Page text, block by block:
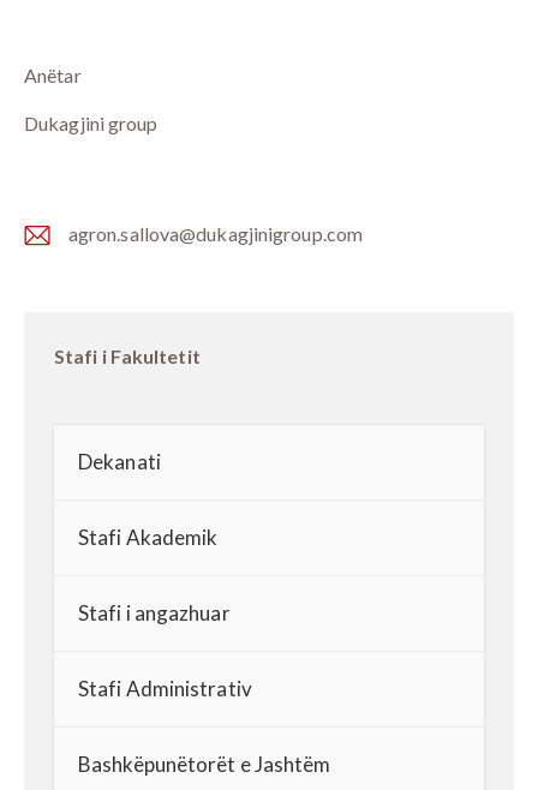
Anëtar
Dukagjini group
agron.sallova@dukagjinigroup.com
Stafi i Fakultetit
Dekanati
Stafi Akademik
Stafi i angazhuar
Stafi Administrativ
Bashkëpunëtorët e Jashtëm